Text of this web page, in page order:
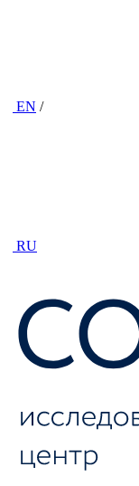
EN /
RU